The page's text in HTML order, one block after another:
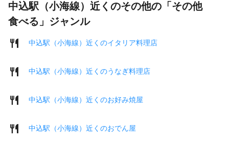
中込駅（小海線）近くのその他の「その他
食べる」ジャンル
中込駅（小海線）近くのイタリア料理店
中込駅（小海線）近くのうなぎ料理店
中込駅（小海線）近くのお好み焼屋
中込駅（小海線）近くのおでん屋